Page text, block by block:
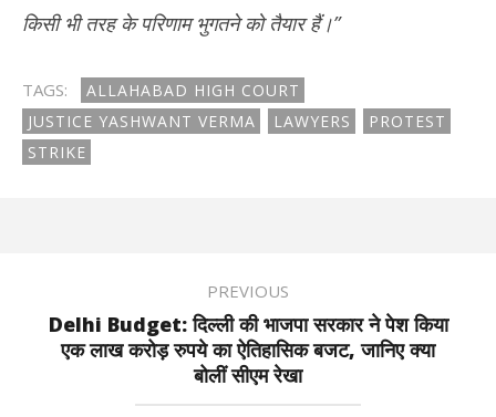
किसी भी तरह के परिणाम भुगतने को तैयार हैं।”
TAGS:
ALLAHABAD HIGH COURT
JUSTICE YASHWANT VERMA
LAWYERS
PROTEST
STRIKE
PREVIOUS
Delhi Budget: दिल्ली की भाजपा सरकार ने पेश किया
एक लाख करोड़ रुपये का ऐतिहासिक बजट, जानिए क्या
बोलीं सीएम रेखा